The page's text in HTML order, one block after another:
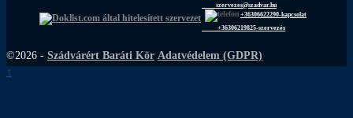
szervezes@szadvar.hu
+36306622290-kapcsolat
+36306219825-szervezés
©2026 - Szádvárért Baráti Kör Adatvédelem (GDPR)
↑